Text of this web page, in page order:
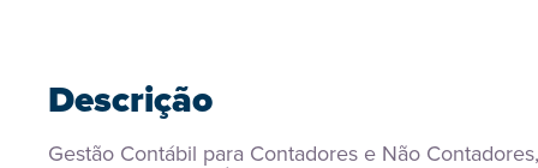
Descrição
Gestão Contábil para Contadores e Não